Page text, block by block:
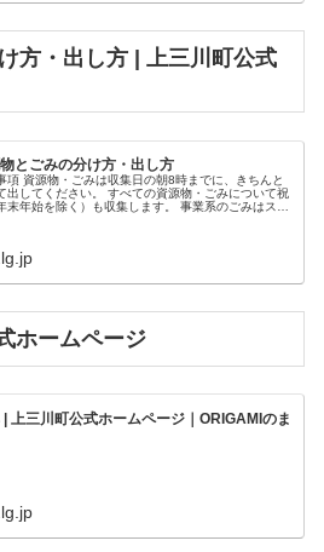
方・出し方 | 上三川町公式
とごみの分け方・出し方
項 資源物・ごみは収集日の朝8時までに、きちんと
出してください。 すべての資源物・ごみについて祝
末年始を除く）も収集します。 事業系のごみはステ
ホームページ
| 上三川町公式ホームページ｜ORIGAMIのま